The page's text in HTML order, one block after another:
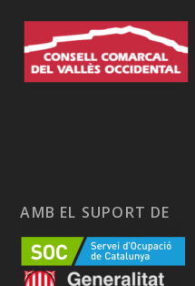
AMB EL SUPORT DE